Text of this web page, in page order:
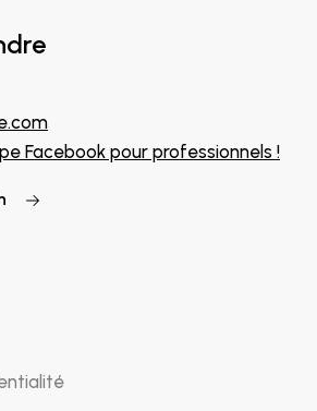
Facebook pour professionnels !